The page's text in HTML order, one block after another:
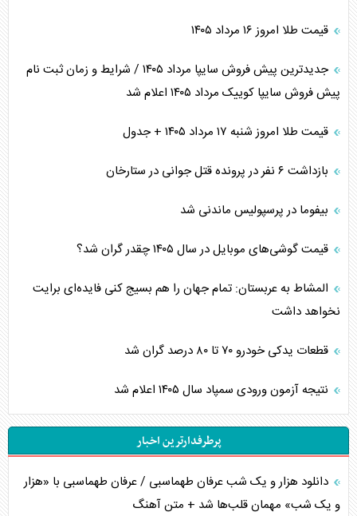
قیمت طلا امروز ۱۶ مرداد ۱۴۰۵
جدیدترین پیش فروش سایپا مرداد ۱۴۰۵ / شرایط و زمان ثبت نام
پیش فروش سایپا کوییک مرداد ۱۴۰۵ اعلام شد
قیمت طلا امروز شنبه ۱۷ مرداد ۱۴۰۵ + جدول
بازداشت ۶ نفر در پرونده قتل جوانی در ستارخان
بیفوما در پرسپولیس ماندنی شد
قیمت گوشی‌های موبایل در سال ۱۴۰۵ چقدر گران شد؟
المشاط به عربستان: تمام جهان را هم بسیج کنی فایده‌ای برایت
نخواهد داشت
قطعات یدکی خودرو ۷۰ تا ۸۰ درصد گران شد
نتیجه آزمون ورودی سمپاد سال ۱۴۰۵ اعلام شد
پرطرفدارترین اخبار
دانلود هزار و یک شب عرفان طهماسبی / عرفان طهماسبی با «هزار
و یک شب» مهمان قلب‌ها شد + متن آهنگ